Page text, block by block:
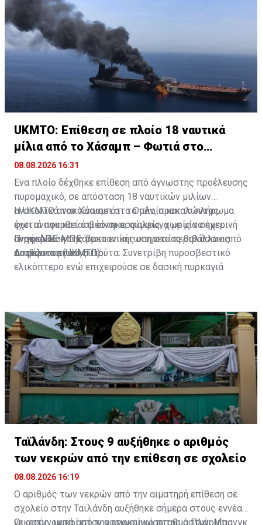
UKMTO: Επίθεση σε πλοίο 18 ναυτικά
μίλια από το Χάσαμπ – Φωτιά στο
σκάφος
08.08.2026 16:31
Ένα πλοίο δέχθηκε επίθεση από άγνωστης προέλευσης
πυρομαχικό, σε απόσταση 18 ναυτικών μιλίων
ανατολικά του Χάσαμπ στο Ομάν, προκαλώντας
φωτιά που κατασβέστηκε, σύμφωνα με μία σημερινή
ανακοίνωση της βρετανικής υπηρεσίας θαλάσσιας
ασφάλειας (UKMTO).
Η UKMTO ανακοίνωσε ότι το πλοίο και το πλήρωμα
έχει αναφερθεί ότι είναι ασφαλείς, χωρίς να έχει
αναφερθεί και κάποια επίπτωση στο περιβάλλον από
το περιστατικό αυτό.
Πηγή: ΑΠΕ-ΜΠΕ
Διαβάστε επίσης:Γιούτα: Συνετρίβη πυροσβεστικό
ελικόπτερο ενώ επιχειρούσε σε δασική πυρκαγιά
Ταϊλάνδη: Στους 9 αυξήθηκε ο αριθμός
των νεκρών από την επίθεση σε σχολείο
08.08.2026 16:19
Ο αριθμός των νεκρών από την αιματηρή επίθεση σε
σχολείο στην Ταϊλάνδη αυξήθηκε σήμερα στους εννέα
νεκρούς, μετά από την ανακοίνωση της αστυνομίας
Οι αστυνομικοί στον αστυνομικό σταθμό Πλάι Μπανγκ